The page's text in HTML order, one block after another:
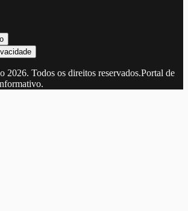
2026. Todos os direitos reservados.Portal de